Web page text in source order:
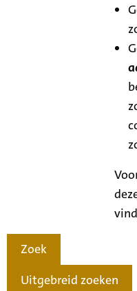
Zoek
Uitgebreid zoeken